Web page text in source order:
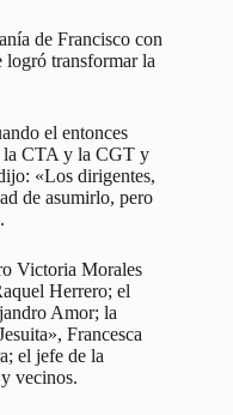
de Francisco con
logró transformar la
el entonces
la CTA y la CGT y
«Los dirigentes,
de asumirlo, pero
Victoria Morales
Herrero; el
Amor; la
Francesca
el jefe de la
vecinos.